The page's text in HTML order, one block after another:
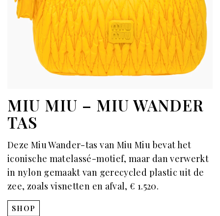
MIU MIU – MIU WANDER
TAS
Deze Miu Wander-tas van Miu Miu bevat het
iconische matelassé-motief, maar dan verwerkt
in nylon gemaakt van gerecycled plastic uit de
zee, zoals visnetten en afval, € 1.520.
SHOP